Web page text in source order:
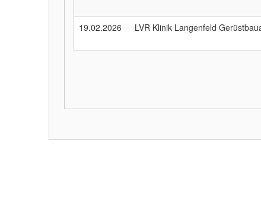
19.02.2026 LVR Klinik Langenfeld